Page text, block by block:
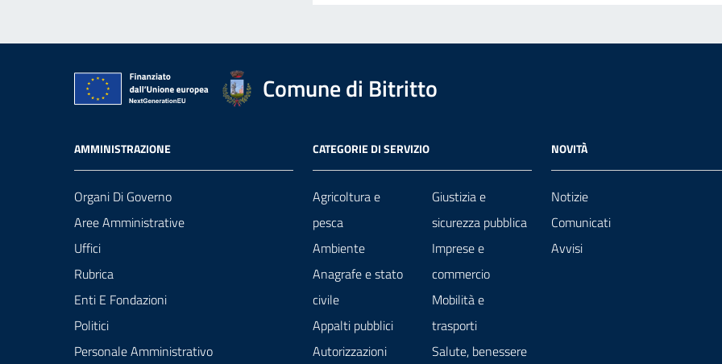
Comune di Bitritto
AMMINISTRAZIONE
Organi Di Governo
Aree Amministrative
Uffici
Rubrica
Enti E Fondazioni
Politici
Personale Amministrativo
CATEGORIE DI SERVIZIO
Agricoltura e
pesca
Ambiente
Anagrafe e stato
civile
Appalti pubblici
Autorizzazioni
Giustizia e
sicurezza pubblica
Imprese e
commercio
Mobilità e
trasporti
Salute, benessere
NOVITÀ
Notizie
Comunicati
Avvisi